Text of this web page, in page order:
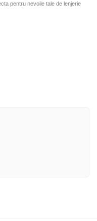
pentru nevoile tale de lenjerie